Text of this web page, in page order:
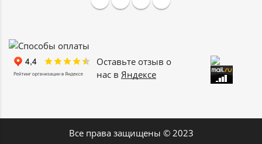
Оставьте отзыв о
нас в Яндексе
Все права защищены © 2023